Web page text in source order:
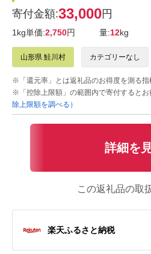
寄付金額:33,000円
1kg単価:2,750円 量:12kg
山形県 鮭川村 カテゴリーなし
※「還元率」とは返礼品のお得度を測る指
※「控除上限額」の範囲内で寄付すると
除上限額を調べる）
詳細を
この返礼品の取
楽天ふるさと納税